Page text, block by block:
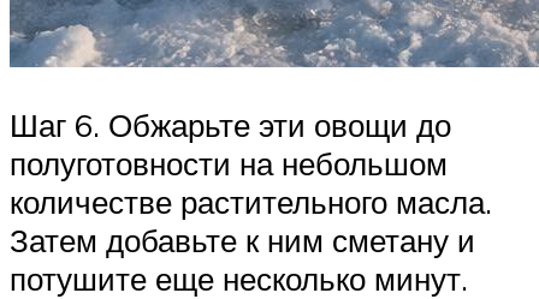
Шаг 6. Обжарьте эти овощи до
полуготовности на небольшом
количестве растительного масла.
Затем добавьте к ним сметану и
потушите еще несколько минут.